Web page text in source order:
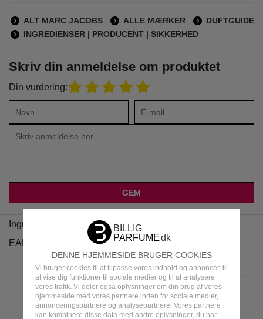
DENNE HJEMMESIDE BRUGER COOKIES
Vi bruger cookies til at tilpasse vores indhold og annoncer, til
at vise dig funktioner til sociale medier og til at analysere
vores trafik. Vi deler også oplysninger om din brug af vores
hjemmeside med vores partnere inden for sociale medier,
annonceringspartnere og analysepartnere. Vores partnere
kan kombinere disse data med andre oplysninger, du har
ALT MARC JACOBS ALLE MÆRKER
DUFTGUIDE
INGREDIENSER | PRODUCENT | SIKKERHED
Skriv din anmeldelse om produktet
Din vurdering:
Ingredienser
EAN